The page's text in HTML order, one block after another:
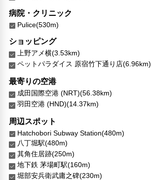
病院・クリニック
Pulice(530m)
ショッピング
上野アメ横(3.53km)
ペットパラダイス 原宿竹下通り店(6.96km)
最寄りの空港
成田国際空港 (NRT)(56.38km)
羽田空港 (HND)(14.37km)
周辺スポット
Hatchobori Subway Station(480m)
八丁堀駅(480m)
其角住居跡(250m)
地下鉄 茅場町駅(160m)
堀部安兵衛武庸之碑(230m)